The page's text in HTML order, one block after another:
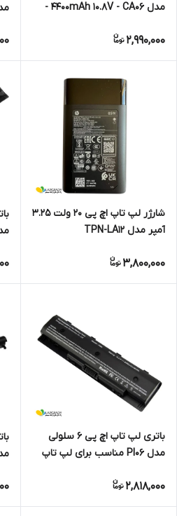
مدل 4400mAh 10.8V - CA06 -
640/645/650/655 G0/G1
2,990,000
شارژر لپ تاپ اچ پی 20 ولت 3.25
آمپر مدل TPN-LA12
3,800,000
g
باتری لپ تاپ اچ پی 6 سلولی
مدل PI06 مناسب برای لپ تاپ
2,818,000